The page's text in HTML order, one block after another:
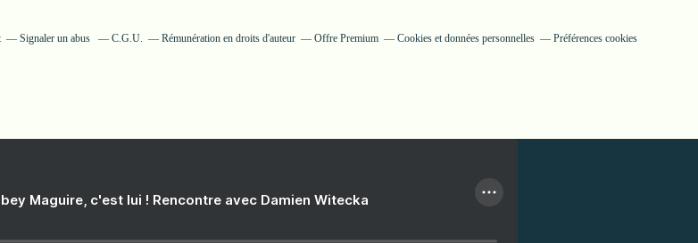
Signaler un abus C.G.U. Rémunération en droits d'auteur Offre Premium Cookies et données personnelles Préférences cookies
Maguire, c'est lui ! Rencontre avec Damien Witecka